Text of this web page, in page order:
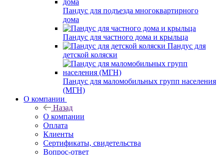
Пандус для подъезда многоквартирного
дома
Пандус для частного дома и крыльца
Пандус для
детской коляски
Пандус для маломобильных групп населения
(МГН)
О компании
Назад
О компании
Оплата
Клиенты
Сертификаты, свидетельства
Вопрос-ответ